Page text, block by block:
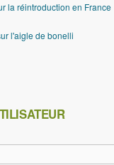
la réintroduction en France
l'aigle de bonelli